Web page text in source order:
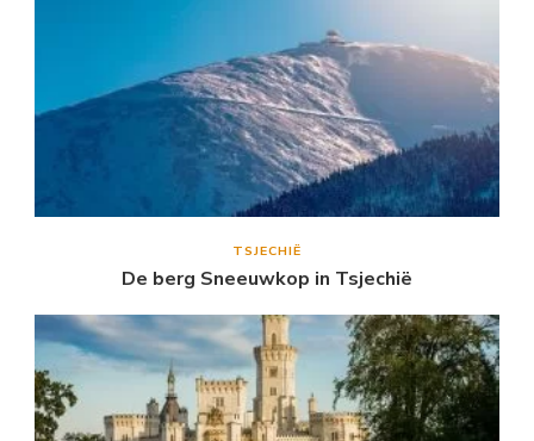
TSJECHIË
De berg Sneeuwkop in Tsjechië